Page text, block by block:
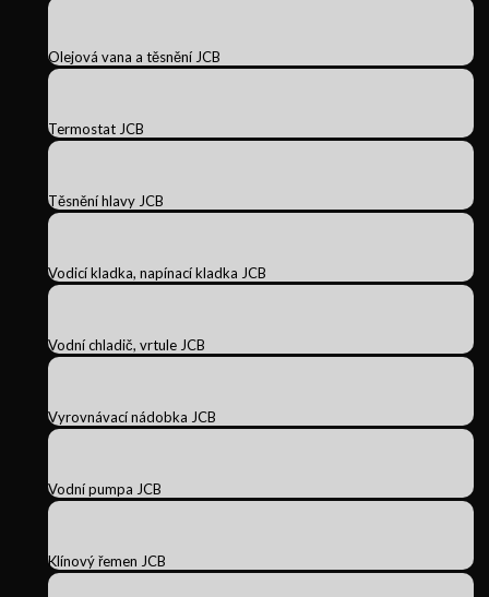
Olejová vana a těsnění JCB
Termostat JCB
Těsnění hlavy JCB
Vodicí kladka, napínací kladka JCB
Vodní chladič, vrtule JCB
Vyrovnávací nádobka JCB
Vodní pumpa JCB
Klínový řemen JCB